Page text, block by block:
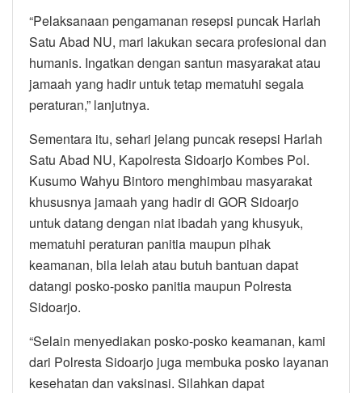
“Pelaksanaan pengamanan resepsi puncak Harlah
Satu Abad NU, mari lakukan secara profesional dan
humanis. Ingatkan dengan santun masyarakat atau
jamaah yang hadir untuk tetap mematuhi segala
peraturan,” lanjutnya.
Sementara itu, sehari jelang puncak resepsi Harlah
Satu Abad NU, Kapolresta Sidoarjo Kombes Pol.
Kusumo Wahyu Bintoro menghimbau masyarakat
khususnya jamaah yang hadir di GOR Sidoarjo
untuk datang dengan niat ibadah yang khusyuk,
mematuhi peraturan panitia maupun pihak
keamanan, bila lelah atau butuh bantuan dapat
datangi posko-posko panitia maupun Polresta
Sidoarjo.
“Selain menyediakan posko-posko keamanan, kami
dari Polresta Sidoarjo juga membuka posko layanan
kesehatan dan vaksinasi. Silahkan dapat